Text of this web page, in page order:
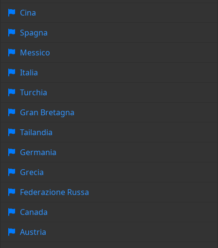
Cina
Spagna
Messico
Italia
Turchia
Gran Bretagna
Tailandia
Germania
Grecia
Federazione Russa
Canada
Austria